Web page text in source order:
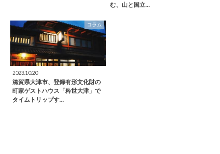
む、山と国立…
コラム
2023.10.20
滋賀県大津市、登録有形文化財の
町家ゲストハウス「粋世大津」で
タイムトリップす…